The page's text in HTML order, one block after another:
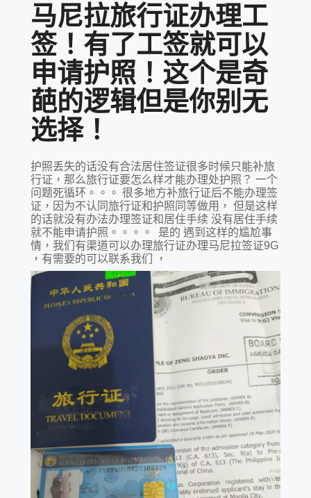
马尼拉旅行证办理工
签！有了工签就可以
申请护照！这个是奇
葩的逻辑但是你别无
选择！
护照丢失的话没有合法居住签证很多时候只能补旅
行证，那么旅行证要怎么样才能办理处护照？ 一个
问题死循环。。。 很多地方补旅行证后不能办理签
证，因为不认同旅行证和护照同等做用， 但是这样
的话就没有办法办理签证和居住手续 没有居住手续
就不能申请护照。。。。 是的 遇到这样的尴尬事
情，我们有渠道可以办理旅行证办理马尼拉签证9G
，有需要的可以联系我们 ，